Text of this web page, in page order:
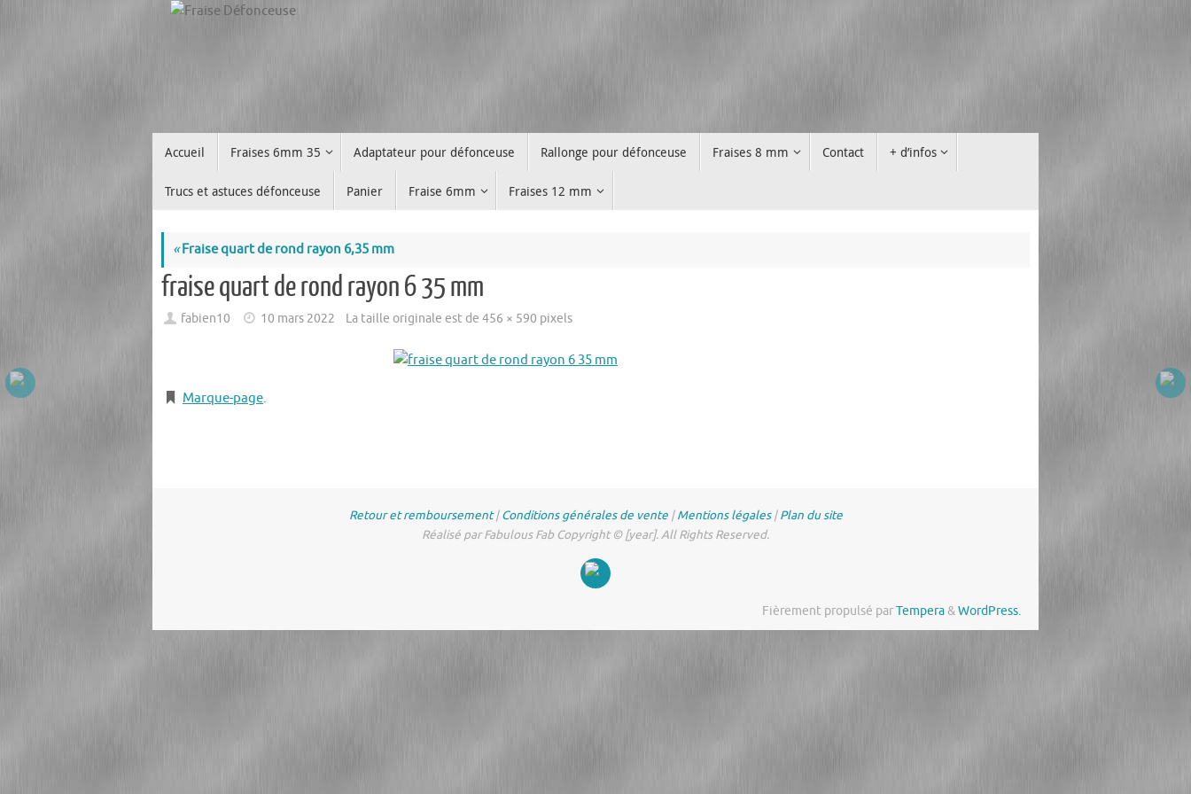
Accueil Fraises 6mm 35 Adaptateur pour défonceuse Rallonge pour défonceuse Fraises 8 mm Contact + d’infos
Trucs et astuces défonceuse Panier Fraise 6mm Fraises 12 mm
«Fraise quart de rond rayon 6,35 mm
fraise quart de rond rayon 6 35 mm
fabien10 10 mars 2022 La taille originale est de456 × 590 pixels
Marque-page.
Retour et remboursement|Conditions générales de vente|Mentions légales|Plan du site
Réalisé par Fabulous Fab Copyright © [year]. All Rights Reserved.
Fièrement propulsé parTempera&WordPress.